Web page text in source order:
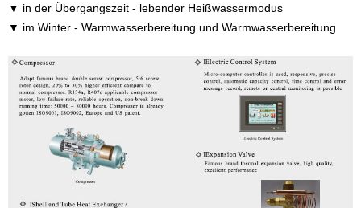
▼ in der Übergangszeit - lebender Heißwassermodus
▼ im Winter - Warmwasserbereitung und Warmwasserbereitung